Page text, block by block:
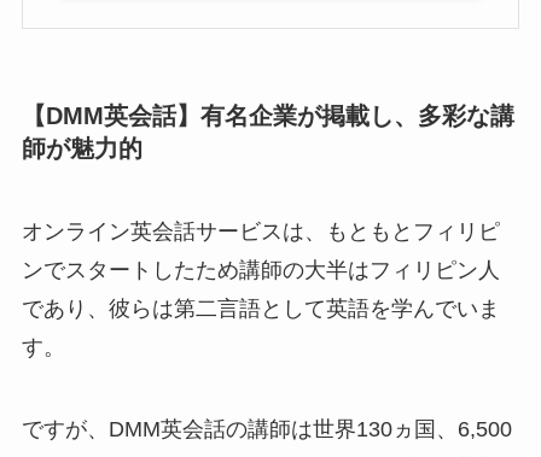
【DMM英会話】有名企業が掲載し、多彩な講
師が魅力的
オンライン英会話サービスは、もともとフィリピ
ンでスタートしたため講師の大半はフィリピン人
であり、彼らは第二言語として英語を学んでいま
す。
ですが、 DMM英会話の講師は世界130ヵ国、6,500